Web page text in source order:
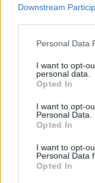
Downstream
Please note that
not limited to your
grant or deny
use your data for
consent section.
Personal Data
I want to opt-
personal data.
Opted In
I want to opt-
Personal Data.
Opted In
I want to opt-
Personal Data
Opted In